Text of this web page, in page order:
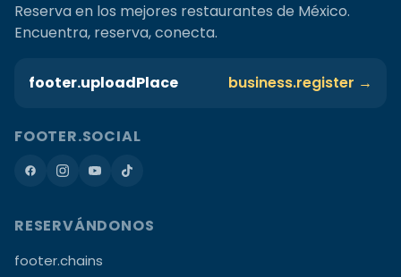
Reserva en los mejores restaurantes de México.
Encuentra, reserva, conecta.
footer.uploadPlace business.register →
FOOTER.SOCIAL
RESERVÁNDONOS
footer.chains